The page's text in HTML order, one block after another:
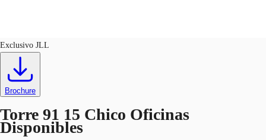
Nuestros Servicios
Noticias e Investigaciones
Favoritos
Llama ahora
Exclusivo JLL
Brochure
Torre 91 15 Chico Oficinas
Disponibles